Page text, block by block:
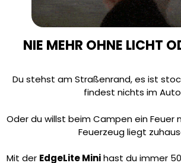
NIE MEHR OHNE LICHT
Du stehst am Straßenrand, es ist
findest nichts im
Oder du willst beim Campen ein Feuer
Feuerzeug liegt
Mit der EdgeLite Minihast du immer